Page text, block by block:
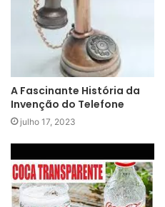
A Fascinante História da
Invenção do Telefone
julho 17, 2023